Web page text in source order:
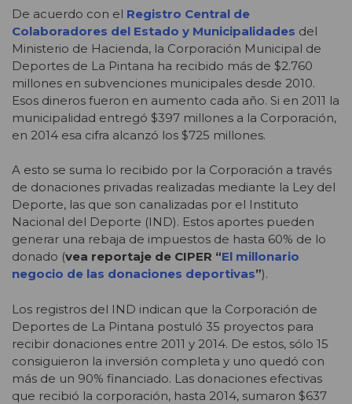
De acuerdo con el Registro Central de
Colaboradores del Estado y Municipalidades del
Ministerio de Hacienda, la Corporación Municipal de
Deportes de La Pintana ha recibido más de $2.760
millones en subvenciones municipales desde 2010.
Esos dineros fueron en aumento cada año. Si en 2011 la
municipalidad entregó $397 millones a la Corporación,
en 2014 esa cifra alcanzó los $725 millones.
A esto se suma lo recibido por la Corporación a través
de donaciones privadas realizadas mediante la Ley del
Deporte, las que son canalizadas por el Instituto
Nacional del Deporte (IND). Estos aportes pueden
generar una rebaja de impuestos de hasta 60% de lo
donado (vea reportaje de CIPER “El millonario
negocio de las donaciones deportivas”).
Los registros del IND indican que la Corporación de
Deportes de La Pintana postuló 35 proyectos para
recibir donaciones entre 2011 y 2014. De estos, sólo 15
consiguieron la inversión completa y uno quedó con
más de un 90% financiado. Las donaciones efectivas
que recibió la corporación, hasta 2014, sumaron $637